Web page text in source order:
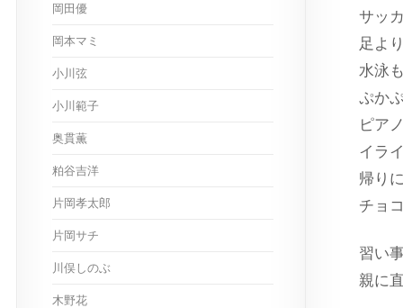
サッ
足よ
水泳
ぷか
ピア
イラ
帰り
チョ
習い
親に
岡田優
岡本マミ
小川弦
小川範子
奥貫薫
粕谷吉洋
片岡孝太郎
片岡サチ
川俣しのぶ
木野花